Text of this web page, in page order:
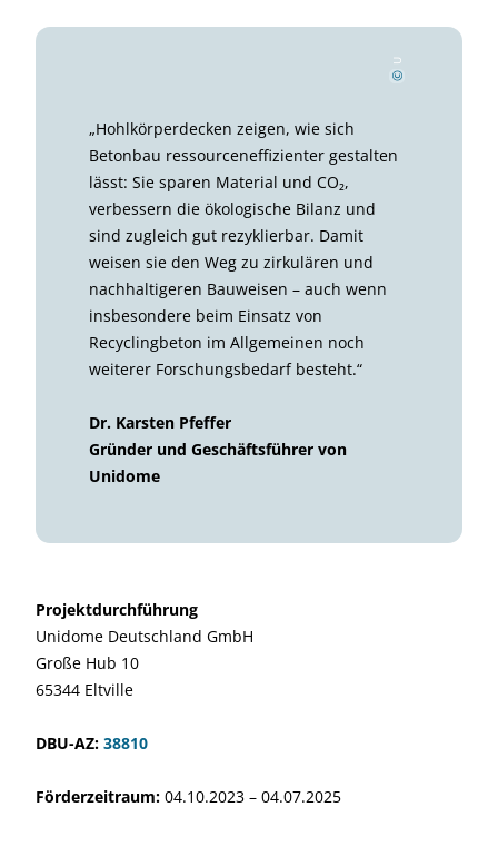
©
Un
i
do
m
s
ch
l
and Gm
„Hohlkörperdecken zeigen, wie sich
Betonbau ressourceneffizienter gestalten
lässt: Sie sparen Material und CO₂,
verbessern die ökologische Bilanz und
sind zugleich gut rezyklierbar. Damit
weisen sie den Weg zu zirkulären und
nachhaltigeren Bauweisen – auch wenn
insbesondere beim Einsatz von
Recyclingbeton im Allgemeinen noch
weiterer Forschungsbedarf besteht.“
Dr. Karsten Pfeffer
Gründer und Geschäftsführer von
Unidome
Projektdurchführung
Unidome Deutschland GmbH
Große Hub 10
65344 Eltville
DBU-AZ: 38810
Förderzeitraum: 04.10.2023 – 04.07.2025